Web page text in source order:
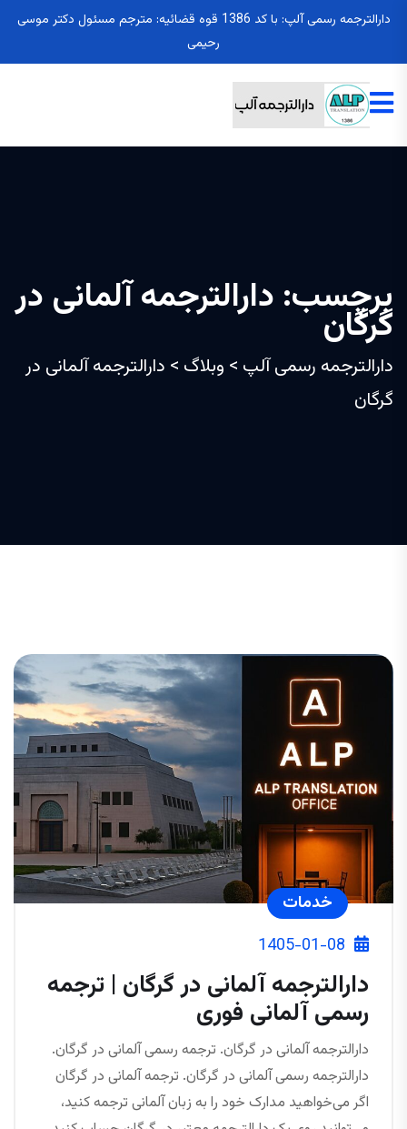
دارالترجمه رسمی آلپ: با کد 1386 قوه قضائیه: مترجم مسئول دکتر موسی
رحیمی
برچسب: دارالترجمه آلمانی در
گرگان
دارالترجمه رسمی آلپ > وبلاگ > دارالترجمه آلمانی در
گرگان
خدمات
1405-01-08
دارالترجمه آلمانی در گرگان | ترجمه
رسمی آلمانی فوری
دارالترجمه آلمانی در گرگان. ترجمه رسمی آلمانی در گرگان.
دارالترجمه رسمی آلمانی در گرگان. ترجمه آلمانی در گرگان
اگر می‌خواهید مدارک خود را به زبان آلمانی ترجمه کنید،